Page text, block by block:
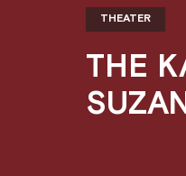
THEATER
THE